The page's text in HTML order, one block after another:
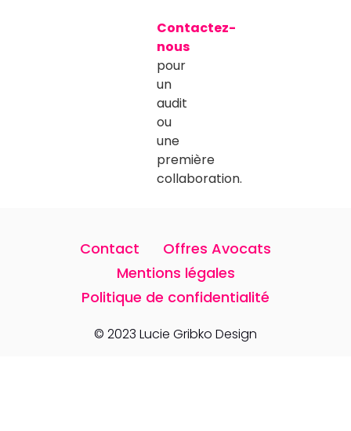
Contactez-
nous
pour
un
audit
ou
une
première
collaboration.
Contact
Offres Avocats
Mentions légales
Politique de confidentialité
© 2023 Lucie Gribko Design